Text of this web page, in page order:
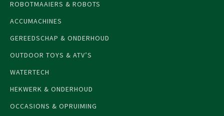
ROBOTMAAIERS & ROBOTS
ACCUMACHINES
GEREEDSCHAP & ONDERHOUD
OUTDOOR TOYS & ATV’S
WATERTECH
HEKWERK & ONDERHOUD
OCCASIONS & OPRUIMING